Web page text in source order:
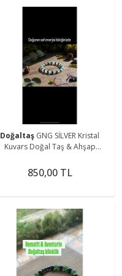
Doğaltaş GNG SİLVER Kristal
Kuvars Doğal Taş & Ahşap
Boho Tarz
850,00 TL